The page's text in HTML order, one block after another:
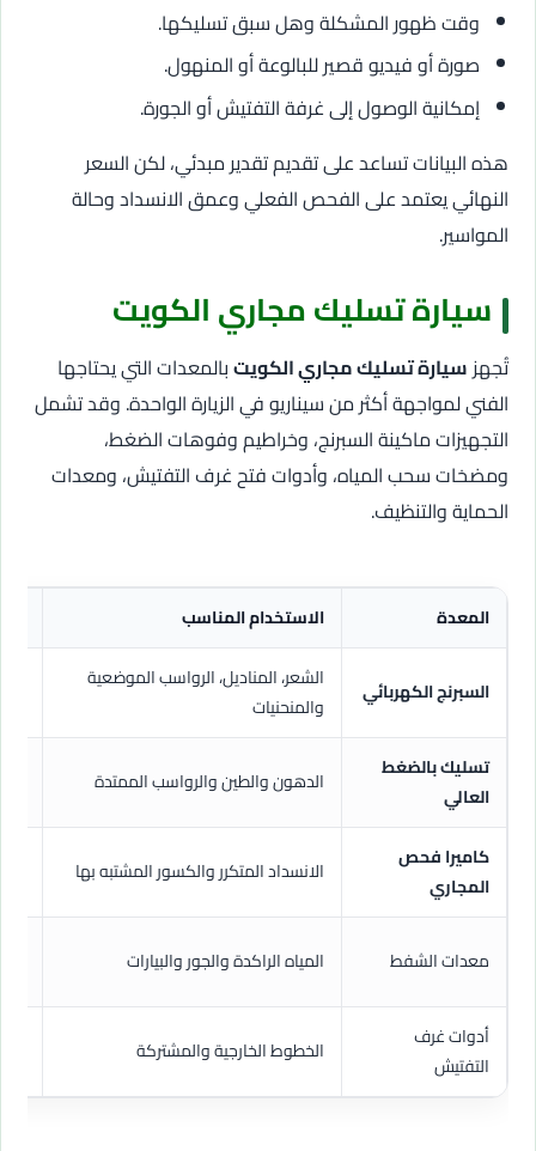
وقت ظهور المشكلة وهل سبق تسليكها.
صورة أو فيديو قصير للبالوعة أو المنهول.
إمكانية الوصول إلى غرفة التفتيش أو الجورة.
هذه البيانات تساعد على تقديم تقدير مبدئي، لكن السعر
النهائي يعتمد على الفحص الفعلي وعمق الانسداد وحالة
المواسير.
سيارة تسليك مجاري الكويت
تُجهز سيارة تسليك مجاري الكويتبالمعدات التي يحتاجها
الفني لمواجهة أكثر من سيناريو في الزيارة الواحدة. وقد تشمل
التجهيزات ماكينة السبرنج، وخراطيم وفوهات الضغط،
ومضخات سحب المياه، وأدوات فتح غرف التفتيش، ومعدات
الحماية والتنظيف.
المعدة الاستخدام المناسب
السبرنج الكهربائي
الشعر، المناديل، الرواسب الموضعية
والمنحنيات
تسليك بالضغط
العالي
الدهون والطين والرواسب الممتدة
كاميرا فحص
المجاري
الانسداد المتكرر والكسور المشتبه بها
معدات الشفط المياه الراكدة والجور والبيارات
أدوات غرف
التفتيش
الخطوط الخارجية والمشتركة